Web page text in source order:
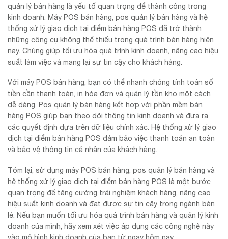
quản lý bán hàng là yếu tố quan trọng để thành công trong
kinh doanh. Máy POS bán hàng, pos quản lý bán hàng và hệ
thống xử lý giao dịch tại điểm bán hàng POS đã trở thành
những công cụ không thể thiếu trong quá trình bán hàng hiện
nay. Chúng giúp tối ưu hóa quá trình kinh doanh, nâng cao hiệu
suất làm việc và mang lại sự tin cậy cho khách hàng.
Với máy POS bán hàng, bạn có thể nhanh chóng tính toán số
tiền cần thanh toán, in hóa đơn và quản lý tồn kho một cách
dễ dàng. Pos quản lý bán hàng kết hợp với phần mềm bán
hàng POS giúp bạn theo dõi thông tin kinh doanh và đưa ra
các quyết định dựa trên dữ liệu chính xác. Hệ thống xử lý giao
dịch tại điểm bán hàng POS đảm bảo việc thanh toán an toàn
và bảo vệ thông tin cá nhân của khách hàng.
Tóm lại, sử dụng máy POS bán hàng, pos quản lý bán hàng và
hệ thống xử lý giao dịch tại điểm bán hàng POS là một bước
quan trọng để tăng cường trải nghiệm khách hàng, nâng cao
hiệu suất kinh doanh và đạt được sự tin cậy trong ngành bán
lẻ. Nếu bạn muốn tối ưu hóa quá trình bán hàng và quản lý kinh
doanh của mình, hãy xem xét việc áp dụng các công nghệ này
vào mô hình kinh doanh của bạn từ ngay hôm nay.